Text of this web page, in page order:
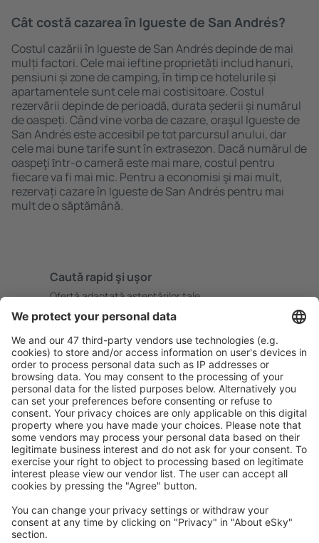
Cât costă cazarea în Igueste de San Andrés?
Costul cazării în Igueste de San Andrés depinde de mai
mulți factori. Cele mai ieftine proprietăți includ hanuri,
pensiuni și zone de camping, în timp ce hotelurile și
apartamentele sunt cele mai costisitoare. Costul
rezervării depinde de perioadă, durata șederii și numărul
de oaspeți. Când vine vorba de cazare, oraşul Igueste de
San Andrés este accesibil pe tot parcursul anului, dar
cele mai bune tarife sunt în extrasezon. Dacă numărul de
oaspeţi ȋntr-o cameră este mai mare, costul pentru
fiecare va fi mai mic. Pentru a economisi şi mai mult,
rezervați cazare în Igueste de San Andrés pentru mai
mult de o săptămână.
Caută rapid şi uşor
Ofertă adaptată aşteptărilor tale.
Planifică ȋn siguranţă
Rezervare fără griji cu opțiune gratuită de anulare.
Economiseşte mai mult
Prețuri atractive și oferte speciale pentru utilizatorii
conectați.
Cazarea preferată
Alege din peste 1,3 mil. de opţiuni: hoteluri, cabane,